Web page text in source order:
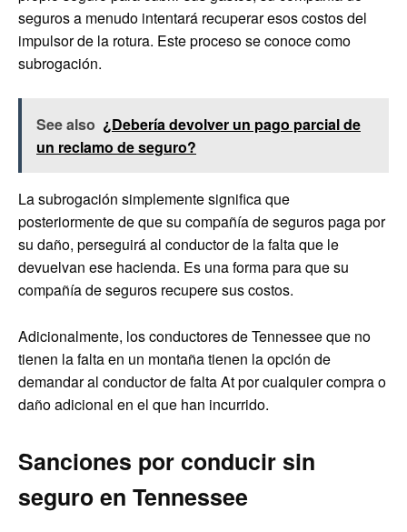
seguros a menudo intentará recuperar esos costos del
impulsor de la rotura. Este proceso se conoce como
subrogación.
See also ¿Debería devolver un pago parcial de
un reclamo de seguro?
La subrogación simplemente significa que
posteriormente de que su compañía de seguros paga por
su daño, perseguirá al conductor de la falta que le
devuelvan ese hacienda. Es una forma para que su
compañía de seguros recupere sus costos.
Adicionalmente, los conductores de Tennessee que no
tienen la falta en un montaña tienen la opción de
demandar al conductor de falta At por cualquier compra o
daño adicional en el que han incurrido.
Sanciones por conducir sin
seguro en Tennessee